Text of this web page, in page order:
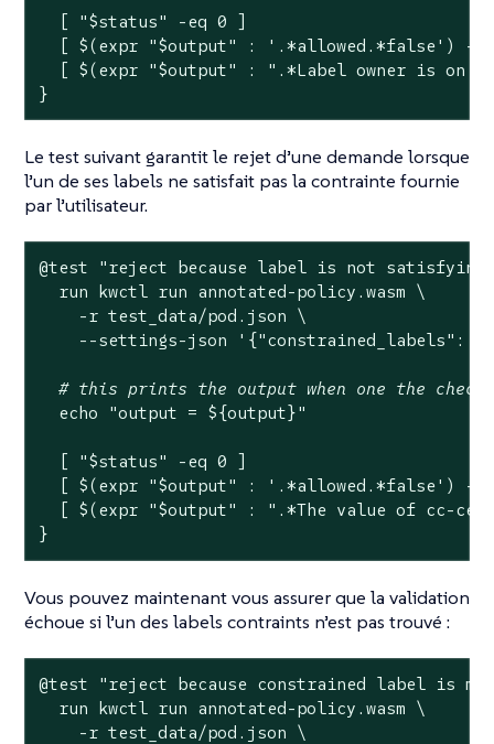
  [
"$status" -eq 0 ]
  [ $(expr
"$output" : '.*allowed.*false' ) -
  [ $(expr
"$output" :
".*Label owner is on
}
Le test suivant garantit le rejet d’une demande lorsque
l’un de ses labels ne satisfait pas la contrainte fournie
par l’utilisateur.
@test
"reject because label is not satisfying
  run kwctl run annotated-policy.wasm \
    -r test_data/pod.json \
    --settings-json
'{"constrained_labels":
# this prints the output when one the
echo
"output = ${output}"
  [
"$status" -eq 0 ]
  [ $(expr
"$output" : '.*allowed.*false' ) -
  [ $(expr
"$output" :
".*The value of cc-
}
Vous pouvez maintenant vous assurer que la validation
échoue si l’un des labels contraints n’est pas trouvé :
@test
"reject because constrained label is
  run kwctl run annotated-policy.wasm \
    -r test_data/pod.json \